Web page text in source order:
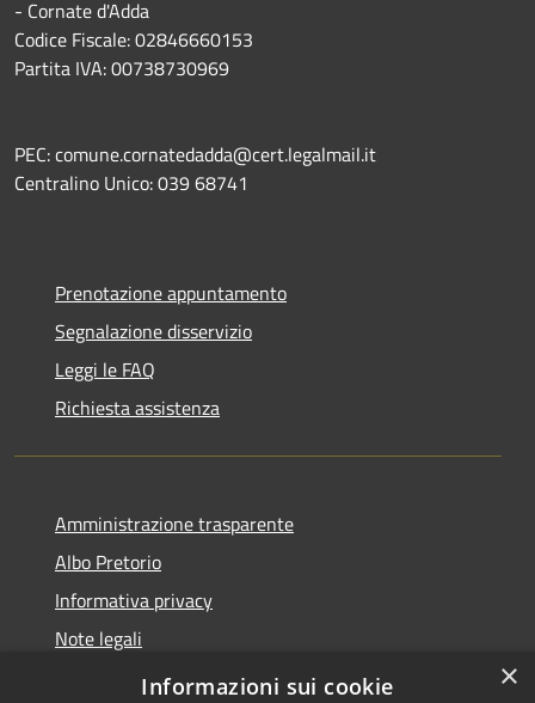
- Cornate d'Adda
Codice Fiscale: 02846660153
Partita IVA: 00738730969
PEC: comune.cornatedadda@cert.legalmail.it
Centralino Unico: 039 68741
Prenotazione appuntamento
Segnalazione disservizio
Leggi le FAQ
Richiesta assistenza
Amministrazione trasparente
Albo Pretorio
Informativa privacy
Note legali
Dichiarazione di accessibilità
×
Informazioni sui cookie